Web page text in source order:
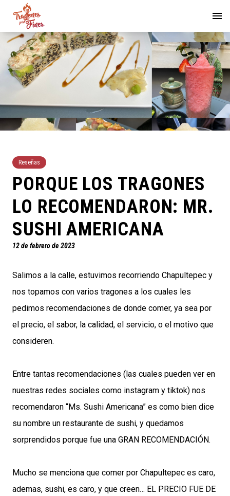
Reseñas
PORQUE LOS TRAGONES
LO RECOMENDARON: MR.
SUSHI AMERICANA
12 de febrero de 2023
Salimos a la calle, estuvimos recorriendo Chapultepec y
nos topamos con varios tragones a los cuales les
pedimos recomendaciones de donde comer, ya sea por
el precio, el sabor, la calidad, el servicio, o el motivo que
consideren.
Entre tantas recomendaciones (las cuales pueden ver en
nuestras redes sociales como instagram y tiktok) nos
recomendaron “Ms. Sushi Americana” es como bien dice
su nombre un restaurante de sushi, y quedamos
sorprendidos porque fue una GRAN RECOMENDACIÓN.
Mucho se menciona que comer por Chapultepec es caro,
ademas, sushi, es caro, y que creen… EL PRECIO FUE DE